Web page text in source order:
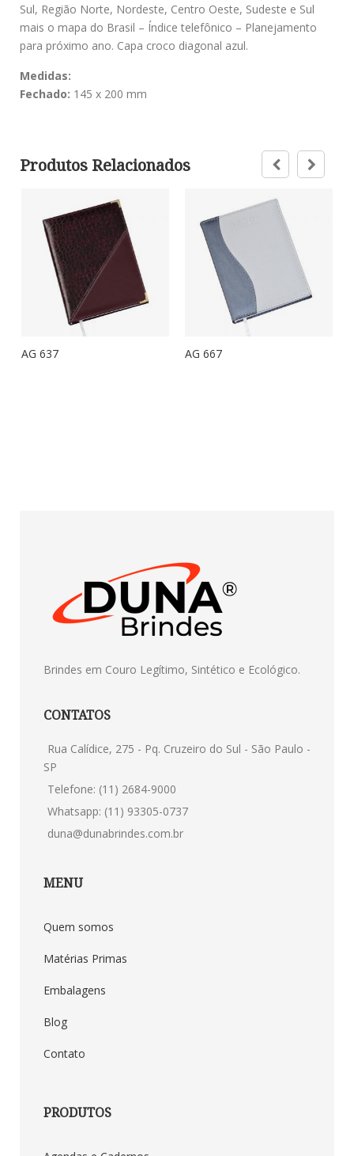
Sul, Região Norte, Nordeste, Centro Oeste, Sudeste e Sul
mais o mapa do Brasil – Índice telefônico – Planejamento
para próximo ano. Capa croco diagonal azul.
Medidas:
Fechado: 145 x 200 mm
Produtos Relacionados
AG 637 AG 667
Brindes em Couro Legítimo, Sintético e Ecológico.
CONTATOS
Rua Calídice, 275 - Pq. Cruzeiro do Sul - São Paulo -
SP
Telefone: (11) 2684-9000
Whatsapp: (11) 93305-0737
duna@dunabrindes.com.br
MENU
Quem somos
Matérias Primas
Embalagens
Blog
Contato
PRODUTOS